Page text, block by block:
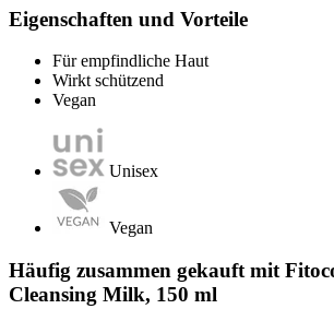
Eigenschaften und Vorteile
Für empfindliche Haut
Wirkt schützend
Vegan
Unisex
Vegan
Häufig zusammen gekauft mit
Cleansing Milk, 150 ml